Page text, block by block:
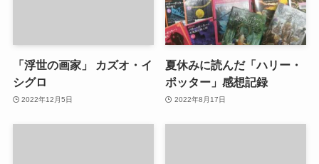
「浮世の画家」 カズオ・イ
シグロ
2022年12月5日
夏休みに読んだ「ハリー・
ポッター」感想記録
2022年8月17日